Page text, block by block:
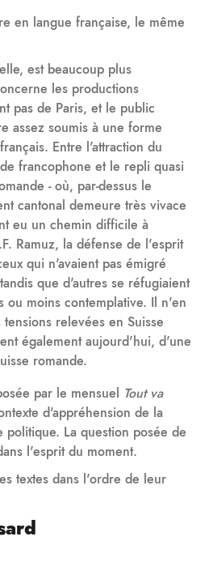
en langue française, le même
est beaucoup plus
les productions
pas de Paris, et le public
assez soumis à une forme
Entre l'attraction du
francophone et le repli quasi
- où, par-dessus le
cantonal demeure très vivace
eu un chemin difficile à
Ramuz, la défense de l'esprit
qui n'avaient pas émigré
que d'autres se réfugiaient
ou moins contemplative. Il n'en
relevées en Suisse
également aujourd'hui, d'une
romande.
par le mensuel Tout va
d'appréhension de la
politique. La question posée de
l'esprit du moment.
textes dans l'ordre de leur